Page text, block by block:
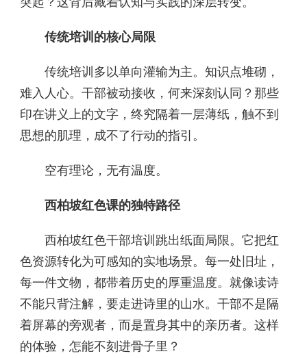
传统培训的核心局限
传统培训多以单向灌输为主。知识点堆砌，
难入人心。干部被动接收，何来深刻认同？那些
印在讲义上的文字，终究隔着一层薄纸，触不到
思想的肌理，成不了行动的指引。
空有理论，无有温度。
西柏坡红色课的独特路径
西柏坡红色干部培训跳出纸面局限。它把红
色资源转化为可感知的实地场景。每一处旧址，
每一件文物，都带着历史的厚重温度。就像读诗
不能只背注解，要走进诗里的山水。干部不是隔
着屏幕的旁观者，而是置身其中的亲历者。这样
的体验，怎能不刻进骨子里？